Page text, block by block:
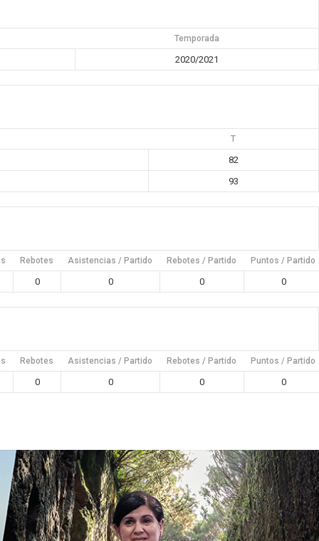
Temporada
2020/2021
T
82
93
Rebotes Asistencias / Partido Rebotes / Partido Puntos / Partido
0 0 0 0
Rebotes Asistencias / Partido Rebotes / Partido Puntos / Partido
0 0 0 0